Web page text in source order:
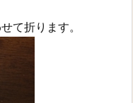
て折ります。